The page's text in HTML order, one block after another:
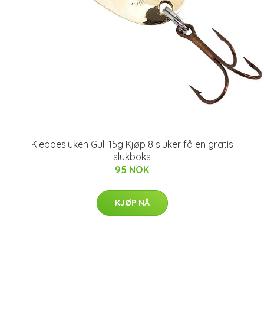
Kleppesluken Gull 15g Kjøp 8 sluker få en gratis
slukboks
95 NOK
KJØP NÅ